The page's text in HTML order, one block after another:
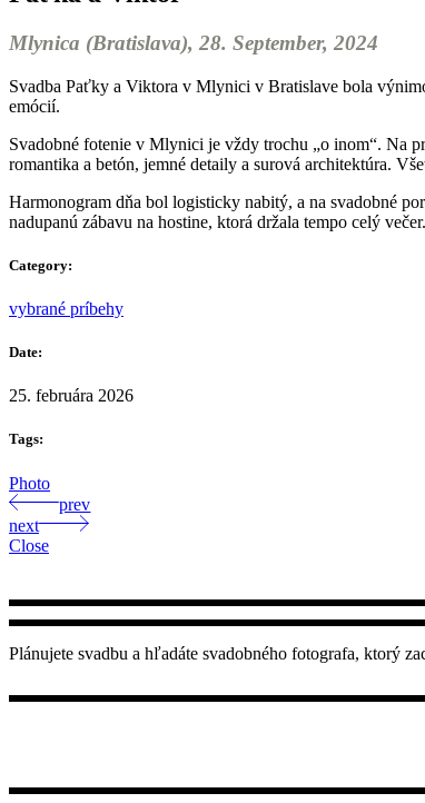
Mlynica (Bratislava), 28. September, 2024
Svadba Paťky a Viktora v Mlynici v Bratislave bola
emócií.
Svadobné fotenie v Mlynici je vždy trochu „o inom“. Na
romantika a betón, jemné detaily a surová architektúra.
Harmonogram dňa bol logisticky nabitý, a na svadobné
nadupanú zábavu na hostine, ktorá držala tempo celý večer.
Category:
vybrané príbehy
Date:
25. februára 2026
Tags:
Photo
prev
next
Close
Plánujete svadbu a hľadáte svadobného fotografa, ktorý